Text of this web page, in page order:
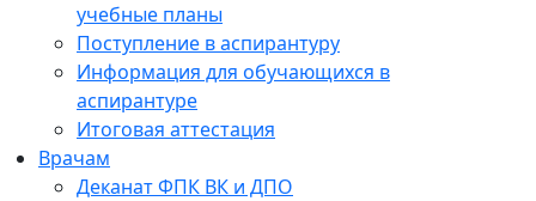
учебные планы
Поступление в аспирантуру
Информация для обучающихся в
аспирантуре
Итоговая аттестация
Врачам
Деканат ФПК ВК и ДПО